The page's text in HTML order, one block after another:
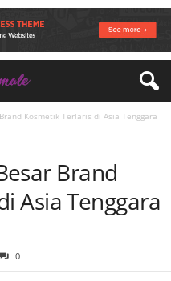
Kosmetik Terlaris di Asia Tenggara
Brand
Asia Tenggara
0